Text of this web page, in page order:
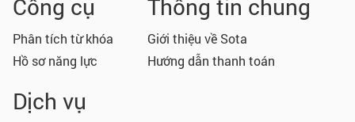
Công cụ
Phân tích từ khóa
Hồ sơ năng lực
Thông tin chung
Giới thiệu về Sota
Hướng dẫn thanh toán
Dịch vụ